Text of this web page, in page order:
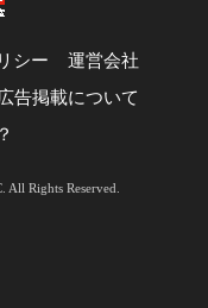
シー
運営会社
告掲載について
Rights Reserved.